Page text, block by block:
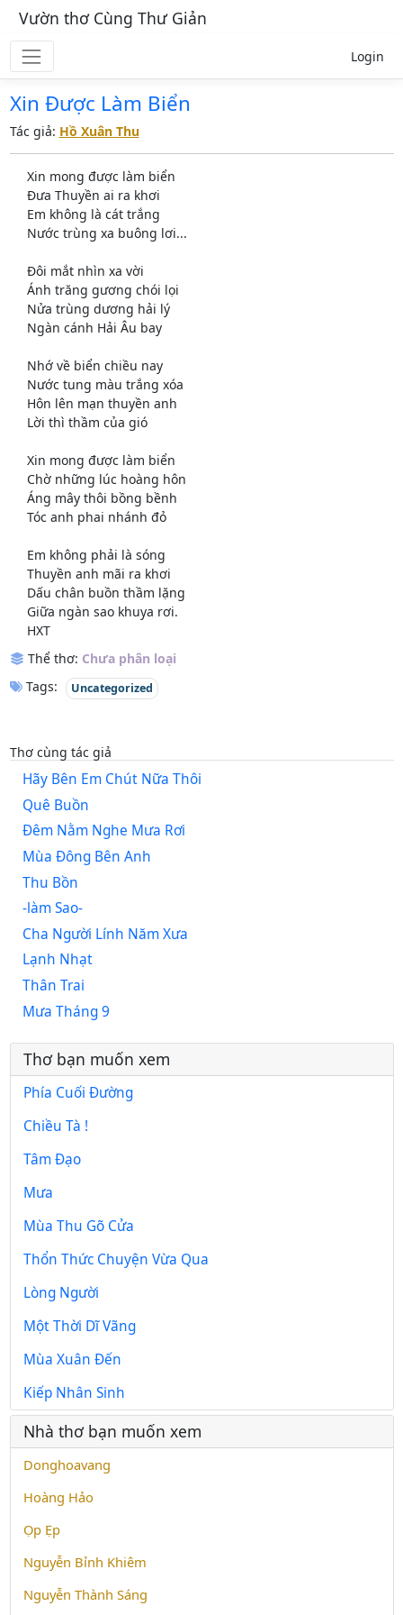
Vườn thơ Cùng Thư Giản
Login
Xin Được Làm Biển
Tác giả: Hồ Xuân Thu
Xin mong được làm biển
Đưa Thuyền ai ra khơi
Em không là cát trắng
Nước trùng xa buông lơi...
Đôi mắt nhìn xa vời
Ánh trăng gương chói lọi
Nửa trùng dương hải lý
Ngàn cánh Hải Âu bay
Nhớ về biển chiều nay
Nước tung màu trắng xóa
Hôn lên mạn thuyền anh
Lời thì thầm của gió
Xin mong được làm biển
Chờ những lúc hoàng hôn
Áng mây thôi bồng bềnh
Tóc anh phai nhánh đỏ
Em không phải là sóng
Thuyền anh mãi ra khơi
Dấu chân buồn thầm lặng
Giữa ngàn sao khuya rơi.
HXT
Thể thơ: Chưa phân loại
Tags:
Uncategorized
Thơ cùng tác giả
Hãy Bên Em Chút Nữa Thôi
Quê Buồn
Đêm Nằm Nghe Mưa Rơi
Mùa Đông Bên Anh
Thu Bồn
-làm Sao-
Cha Người Lính Năm Xưa
Lạnh Nhạt
Thân Trai
Mưa Tháng 9
Thơ bạn muốn xem
Phía Cuối Đường
Chiều Tà !
Tâm Đạo
Mưa
Mùa Thu Gõ Cửa
Thổn Thức Chuyện Vừa Qua
Lòng Người
Một Thời Dĩ Vãng
Mùa Xuân Đến
Kiếp Nhân Sinh
Nhà thơ bạn muốn xem
Donghoavang
Hoàng Hảo
Ọp Ẹp
Nguyễn Bỉnh Khiêm
Nguyễn Thành Sáng